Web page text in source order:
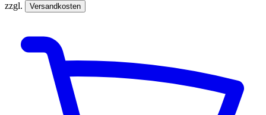
zzgl.
Versandkosten